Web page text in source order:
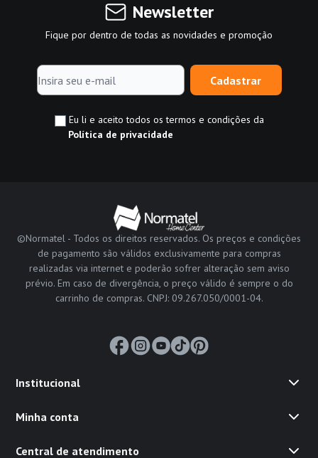
Newsletter
Fique por dentro de todas as novidades e promoção
Cadastrar
Eu li e aceito todos os termos e condições da
Política de privacidade
©Normatel - Todos os direitos reservados. Os preços e condições
de pagamento são válidos exclusivamente para compras
realizadas via internet e poderão sofrer alteração sem aviso
prévio. Em caso de divergência, o preço válido é sempre o do
carrinho de compras. CNPJ: 09.267.050/0001-04.
Institucional
Minha conta
Central de atendimento